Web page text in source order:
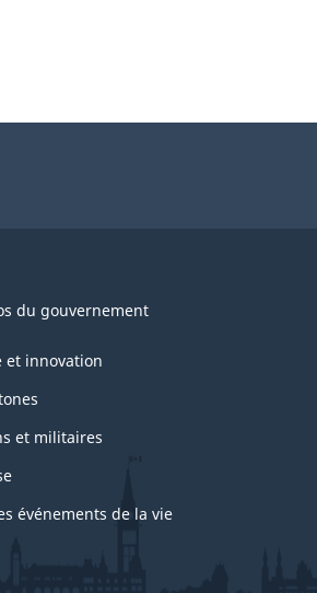
du gouvernement
et innovation
et militaires
événements de la vie